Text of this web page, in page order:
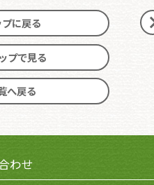
に戻る
プで見る
へ戻る
わせ